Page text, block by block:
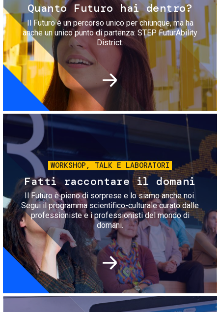
Quanto Futuro hai dentro?
Il Futuro è un percorso unico per chiunque, ma ha
anche un unico punto di partenza: STEP FuturAbility
District.
Immagine
WORKSHOP, TALK E LABORATORI
Fatti raccontare il domani
Il Futuro è pieno di sorprese e lo siamo anche noi.
Segui il programma scientifico-culturale curato dalle
professioniste e i professionisti del mondo di
domani.
Immagine